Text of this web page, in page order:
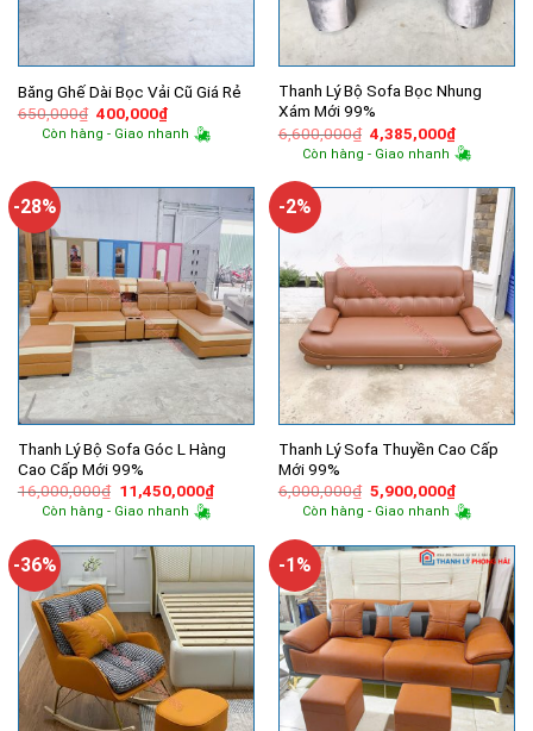
Băng Ghế Dài Bọc Vải Cũ Giá Rẻ
650,000₫ Giá
gốc
là:
400,000₫Giá
hiện
tại
Còn hàng - Giao nhanh
Thanh Lý Bộ Sofa Bọc Nhung
Xám Mới 99%
6,600,000₫ Giá
gốc
là:
4,385,000₫Giá
hiện
tại
Còn hàng - Giao nhanh
-28%
Thanh Lý Bộ Sofa Góc L Hàng
Cao Cấp Mới 99%
16,000,000₫ Giá
gốc
là:
11,450,000₫Giá
hiện
11,450,000₫.
Còn hàng - Giao nhanh
-2%
Thanh Lý Sofa Thuyền Cao Cấp
Mới 99%
6,000,000₫ Giá
gốc
là:
5,900,000₫Giá
hiện
tại
Còn hàng - Giao nhanh
-36% -1%